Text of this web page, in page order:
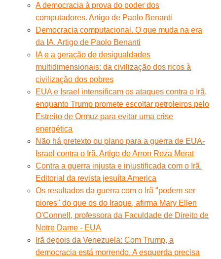
A democracia à prova do poder dos
computadores. Artigo de Paolo Benanti
Democracia computacional. O que muda na era
da IA. Artigo de Paolo Benanti
IA e a geração de desigualdades
multidimensionais: da civilização dos ricos à
civilização dos pobres
EUA e Israel intensificam os ataques contra o Irã,
enquanto Trump promete escoltar petroleiros pelo
Estreito de Ormuz para evitar uma crise
energética
Não há pretexto ou plano para a guerra de EUA-
Israel contra o Irã. Artigo de Arron Reza Merat
Contra a guerra injusta e injustificada com o Irã.
Editorial da revista jesuíta America
Os resultados da guerra com o Irã "podem ser
piores" do que os do Iraque, afirma Mary Ellen
O'Connell, professora da Faculdade de Direito de
Notre Dame - EUA
Irã depois da Venezuela: Com Trump, a
democracia está morrendo. A esquerda precisa